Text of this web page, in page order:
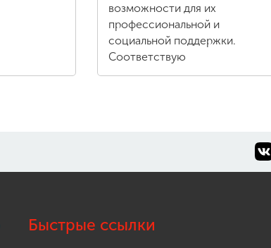
возможности для их
профессиональной и
социальной поддержки.
Соответствую
Быстрые ссылки